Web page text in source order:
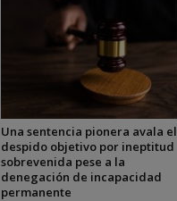
Una sentencia pionera avala el
despido objetivo por ineptitud
sobrevenida pese a la
denegación de incapacidad
permanente